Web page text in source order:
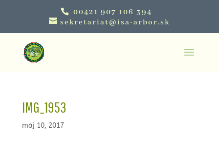
00421 907 106 394
sekretariat@isa-arbor.sk
IMG_1953
máj 10, 2017